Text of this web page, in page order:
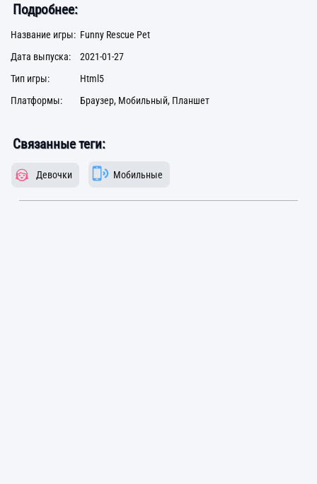
Подробнее:
Название игры: Funny Rescue Pet
Дата выпуска:
2021-01-27
Тип игры:
Html5
Платформы:
Браузер, Мобильный, Планшет
Связанные теги:
Девочки Мобильные